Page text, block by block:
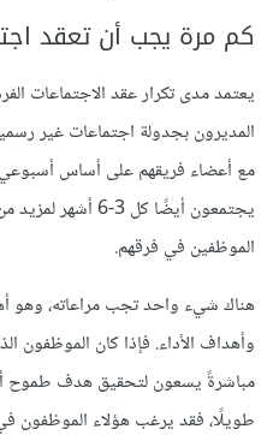
كم مرة يجب أن تعقد
يعتمد مدى تكرار عقد الاجتماعات
المديرون بجدولة اجتماعات غير
مع أعضاء فريقهم على أساس
يجتمعون أيضًا كل
الموظفين في فرقهم.
هناك شيء واحد تجب مراعاته، وهو
وأهداف الأداء. فإذا كان الموظفون
مباشرةً يسعون لتحقيق هدف طموح
طويلًا، فقد يرغب هؤلاء الموظفون